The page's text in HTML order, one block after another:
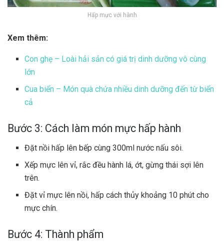
Hấp mực với hành
Xem thêm:
Con ghẹ – Loài hải sản có giá trị dinh dưỡng vô cùng
lớn
Cua biển – Món quà chứa nhiều dinh dưỡng đến từ biển
cả
Bước 3: Cách làm món mực hấp hành
Đặt nồi hấp lên bếp cùng 300ml nước nấu sôi.
Xếp mực lên vỉ, rắc đều hành lá, ớt, gừng thái sợi lên
trên.
Đặt vỉ mực lên nồi, hấp cách thủy khoảng 10 phút cho
mực chín.
Bước 4: Thành phẩm